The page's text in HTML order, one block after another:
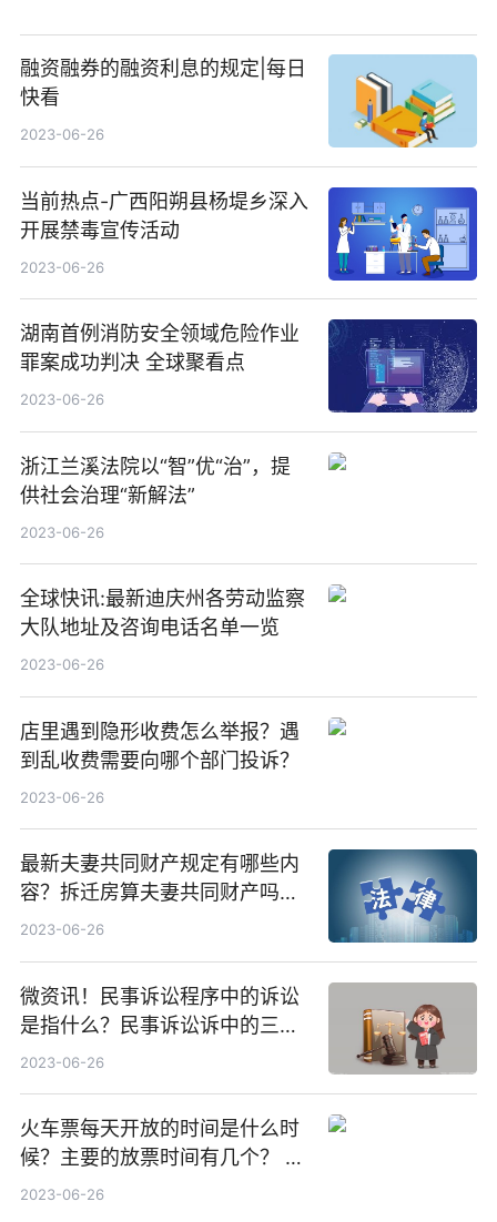
融资融券的融资利息的规定|每日
快看
2023-06-26
当前热点-广西阳朔县杨堤乡深入
开展禁毒宣传活动
2023-06-26
湖南首例消防安全领域危险作业
罪案成功判决 全球聚看点
2023-06-26
浙江兰溪法院以“智”优“治”，提
供社会治理“新解法”
2023-06-26
全球快讯:最新迪庆州各劳动监察
大队地址及咨询电话名单一览
2023-06-26
店里遇到隐形收费怎么举报？遇
到乱收费需要向哪个部门投诉？
2023-06-26
最新夫妻共同财产规定有哪些内
容？拆迁房算夫妻共同财产吗？
今日热议
2023-06-26
微资讯！民事诉讼程序中的诉讼
是指什么？民事诉讼诉中的三种
诉是怎样的？
2023-06-26
火车票每天开放的时间是什么时
候？主要的放票时间有几个？ 环
球今亮点
2023-06-26